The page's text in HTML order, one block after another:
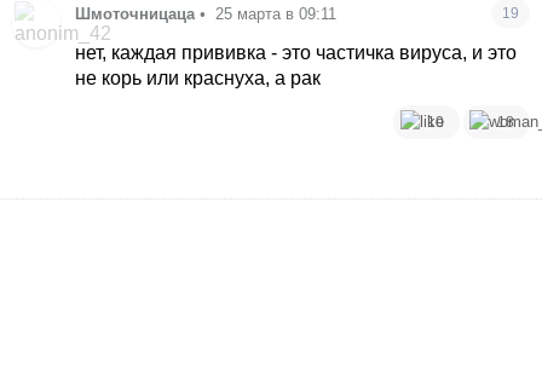
Шмоточницаца • 25 марта в 09:11 19
нет, каждая прививка - это частичка вируса, и это
не корь или краснуха, а рак
10 18